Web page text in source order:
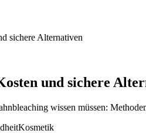
sichere Alternativen
und sichere
wissen müssen:
Kosmetik